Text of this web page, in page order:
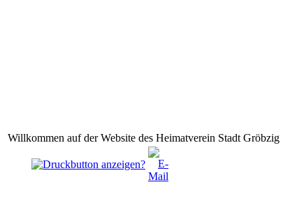
Willkommen auf der Website des Heimatverein Stadt Gröbzig